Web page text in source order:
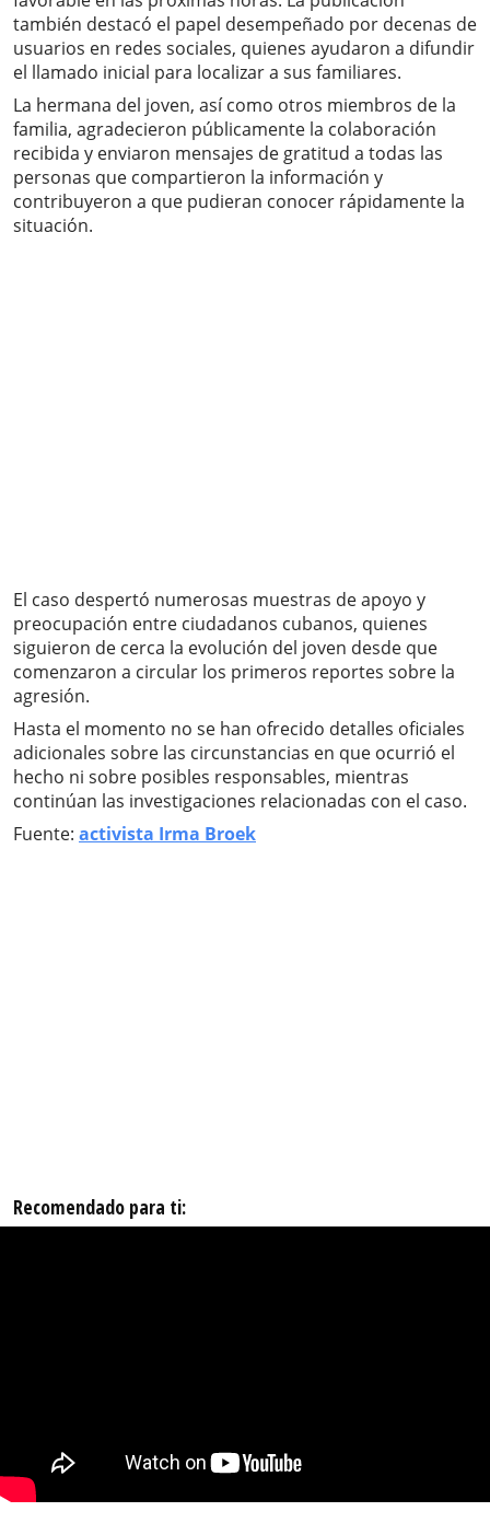
también destacó el papel desempeñado por decenas de
usuarios en redes sociales, quienes ayudaron a difundir
el llamado inicial para localizar a sus familiares.
La hermana del joven, así como otros miembros de la
familia, agradecieron públicamente la colaboración
recibida y enviaron mensajes de gratitud a todas las
personas que compartieron la información y
contribuyeron a que pudieran conocer rápidamente la
situación.
El caso despertó numerosas muestras de apoyo y
preocupación entre ciudadanos cubanos, quienes
siguieron de cerca la evolución del joven desde que
comenzaron a circular los primeros reportes sobre la
agresión.
Hasta el momento no se han ofrecido detalles oficiales
adicionales sobre las circunstancias en que ocurrió el
hecho ni sobre posibles responsables, mientras
continúan las investigaciones relacionadas con el caso.
Fuente: activista Irma Broek
Recomendado para ti: